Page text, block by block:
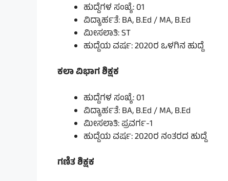
ಹುದ್ದೆಗಳ ಸಂಖ್ಯೆ: 01
ವಿದ್ಯಾರ್ಹತೆ: BA, B.Ed / MA, B.Ed
ಮೀಸಲಾತಿ: ST
ಹುದ್ದೆಯ ವರ್ಷ: 2020ರ ಒಳಗಿನ ಹುದ್ದೆ
ಕಲಾ ವಿಭಾಗ ಶಿಕ್ಷಕ
ಹುದ್ದೆಗಳ ಸಂಖ್ಯೆ: 01
ವಿದ್ಯಾರ್ಹತೆ: BA, B.Ed / MA, B.Ed
ಮೀಸಲಾತಿ: ಪ್ರವರ್ಗ-1
ಹುದ್ದೆಯ ವರ್ಷ: 2020ರ ನಂತರದ ಹುದ್ದೆ
ಗಣಿತ ಶಿಕ್ಷಕ